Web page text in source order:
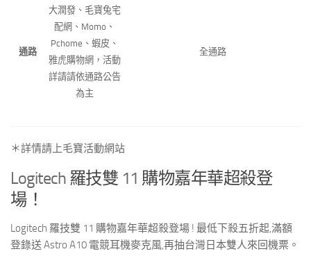
通路
大潤發、毛寶兔宅
配網、Momo、
Pchome、蝦皮、
雅虎購物網，活動
詳請請依通路公告
為主
全通路
＊詳情請上毛寶活動網站
Logitech 羅技雙 11 購物嘉年華超殺登
場！
Logitech 羅技雙 11 購物嘉年華超殺登場 ! 最低下殺五折起,滿額
登錄送 Astro A10 電競耳機麥克風,再抽台灣日本雙人來回機票。